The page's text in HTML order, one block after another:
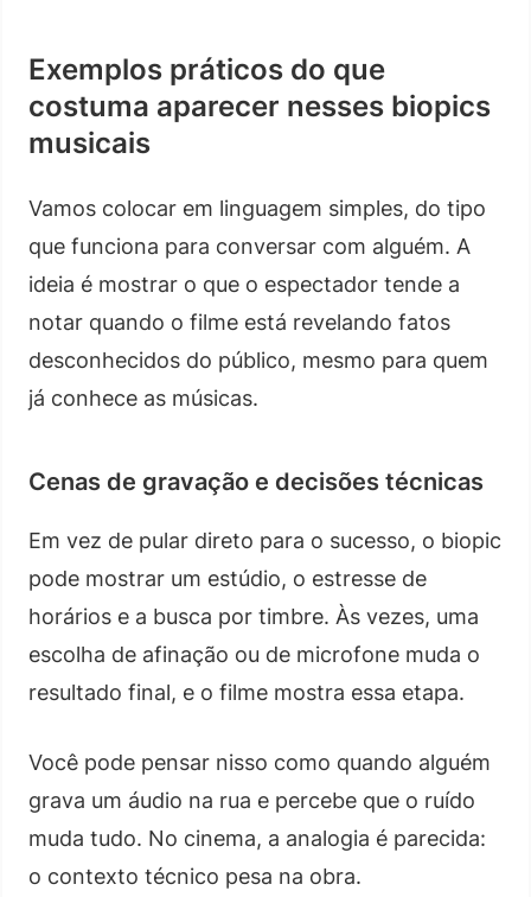
Exemplos práticos do que
costuma aparecer nesses biopics
musicais
Vamos colocar em linguagem simples, do tipo
que funciona para conversar com alguém. A
ideia é mostrar o que o espectador tende a
notar quando o filme está revelando fatos
desconhecidos do público, mesmo para quem
já conhece as músicas.
Cenas de gravação e decisões técnicas
Em vez de pular direto para o sucesso, o biopic
pode mostrar um estúdio, o estresse de
horários e a busca por timbre. Às vezes, uma
escolha de afinação ou de microfone muda o
resultado final, e o filme mostra essa etapa.
Você pode pensar nisso como quando alguém
grava um áudio na rua e percebe que o ruído
muda tudo. No cinema, a analogia é parecida:
o contexto técnico pesa na obra.